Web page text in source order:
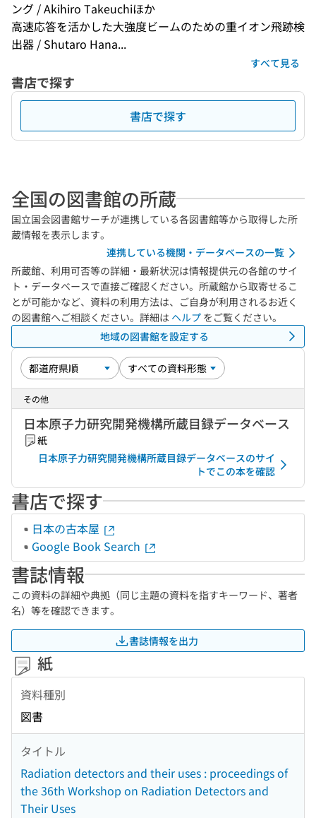
ング / Akihiro Takeuchiほか
高速応答を活かした大強度ビームのための重イオン飛跡検
出器 / Shutaro Hana...
すべて見る
書店で探す
書店で探す
全国の図書館の所蔵
国立国会図書館サーチが連携している各図書館等から取得した所
蔵情報を表示します。
連携している機関・データベースの一覧
所蔵館、利用可否等の詳細・最新状況は情報提供元の各館のサイ
ト・データベースで直接ご確認ください。所蔵館から取寄せるこ
とが可能かなど、資料の利用方法は、ご自身が利用されるお近く
の図書館へご相談ください。詳細は ヘルプ をご覧ください。
地域の図書館を設定する
その他
日本原子力研究開発機構所蔵目録データベース
紙
日本原子力研究開発機構所蔵目録データベースのサイ
トでこの本を確認
書店で探す
日本の古本屋
Google Book Search
書誌情報
この資料の詳細や典拠（同じ主題の資料を指すキーワード、著者
名）等を確認できます。
書誌情報を出力
紙
資料種別
図書
タイトル
Radiation detectors and their uses : proceedings of
the 36th Workshop on Radiation Detectors and
Their Uses